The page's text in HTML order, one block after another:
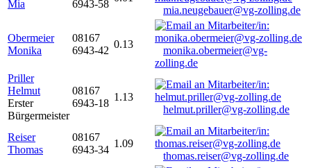
Mia
6943-58
mia.neugebauer@vg-zolling.de
Obermeier
Monika
08167
6943-42
0.13
monika.obermeier@vg-
zolling.de
Priller
Helmut
Erster
Bürgermeister
08167
6943-18
1.13
helmut.priller@vg-zolling.de
Reiser
Thomas
08167
6943-34
1.09
thomas.reiser@vg-zolling.de